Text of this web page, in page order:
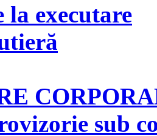
la executare
sub